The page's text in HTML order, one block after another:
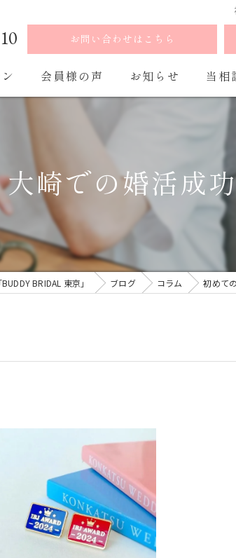
お問い合わせはこちら
会員様の声 お知らせ 当相
お見合
出会い
マッチ
オンラ
崎での婚活成
BRIDAL 東京」 ブログ コラム 初めて